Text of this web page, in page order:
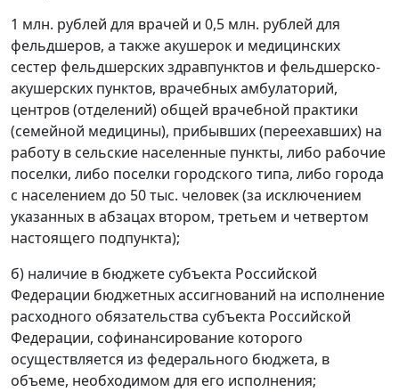
1 млн. рублей для врачей и 0,5 млн. рублей для
фельдшеров, а также акушерок и медицинских
сестер фельдшерских здравпунктов и фельдшерско-
акушерских пунктов, врачебных амбулаторий,
центров (отделений) общей врачебной практики
(семейной медицины), прибывших (переехавших) на
работу в сельские населенные пункты, либо рабочие
поселки, либо поселки городского типа, либо города
с населением до 50 тыс. человек (за исключением
указанных в абзацах втором, третьем и четвертом
настоящего подпункта);
б) наличие в бюджете субъекта Российской
Федерации бюджетных ассигнований на исполнение
расходного обязательства субъекта Российской
Федерации, софинансирование которого
осуществляется из федерального бюджета, в
объеме, необходимом для его исполнения;